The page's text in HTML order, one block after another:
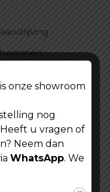
onze showroom
nog
u vragen of
Neem dan
WhatsApp. We